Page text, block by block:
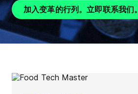
加入变革的行列。立即联系我们。